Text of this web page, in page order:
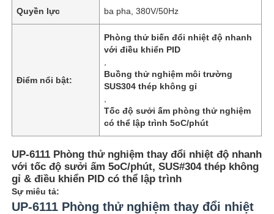
Quyền lực ba pha, 380V/50Hz
Điểm nổi bật:
Phòng thử biến đổi nhiệt độ nhanh
với điều khiển PID
Buồng thử nghiệm môi trường
SUS304 thép không gỉ
Tốc độ sưởi ấm phòng thử nghiệm
có thể lập trình 5oC/phút
UP-6111 Phòng thử nghiệm thay đổi nhiệt độ nhanh
với tốc độ sưởi ấm 5oC/phút, SUS#304 thép không
gỉ & điều khiển PID có thể lập trình
Sự miêu tả:
UP-6111 Phòng thử nghiệm thay đổi nhiệt